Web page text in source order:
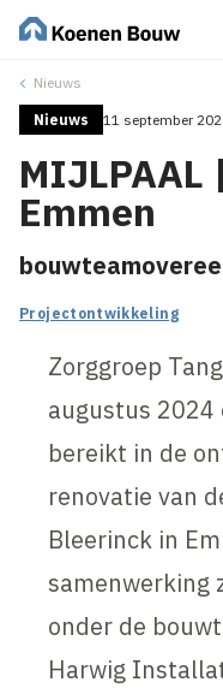
Nieuws
Nieuws 11 september
MIJLPAAL
Emmen
Projectontwikkeling
Zorggroep
augustus
bereikt in de
renovatie van
Bleerinck in
samenwerking
onder de
Harwig